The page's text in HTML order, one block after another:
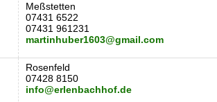
Meßstetten
07431 6522
07431 961231
martinhuber1603@gmail.com
Rosenfeld
07428 8150
info@erlenbachhof.de